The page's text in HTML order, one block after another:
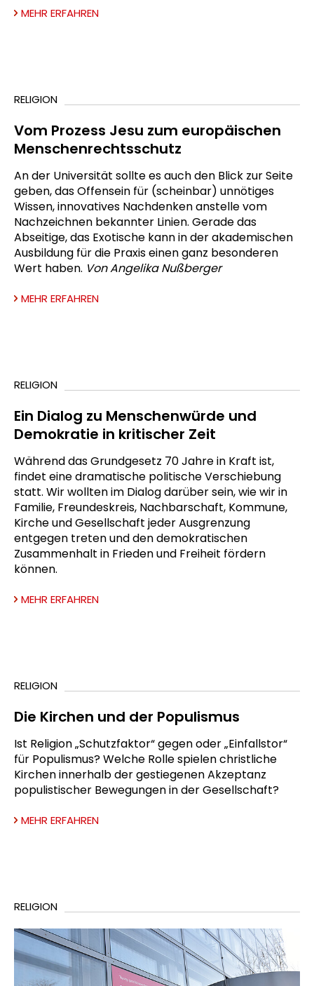
MEHR ERFAHREN
RELIGION
Vom Prozess Jesu zum europäischen
Menschenrechtsschutz
An der Universität sollte es auch den Blick zur Seite
geben, das Offensein für (scheinbar) unnötiges
Wissen, innovatives Nachdenken anstelle vom
Nachzeichnen bekannter Linien. Gerade das
Abseitige, das Exotische kann in der akademischen
Ausbildung für die Praxis einen ganz besonderen
Wert haben. Von Angelika Nußberger
MEHR ERFAHREN
RELIGION
Ein Dialog zu Menschenwürde und
Demokratie in kritischer Zeit
Während das Grundgesetz 70 Jahre in Kraft ist,
findet eine dramatische politische Verschiebung
statt. Wir wollten im Dialog darüber sein, wie wir in
Familie, Freundeskreis, Nachbarschaft, Kommune,
Kirche und Gesellschaft jeder Ausgrenzung
entgegen treten und den demokratischen
Zusammenhalt in Frieden und Freiheit fördern
können.
MEHR ERFAHREN
RELIGION
Die Kirchen und der Populismus
Ist Religion „Schutzfaktor“ gegen oder „Einfallstor“
für Populismus? Welche Rolle spielen christliche
Kirchen innerhalb der gestiegenen Akzeptanz
populistischer Bewegungen in der Gesellschaft?
MEHR ERFAHREN
RELIGION